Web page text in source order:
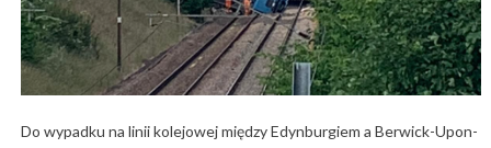
Do wypadku na linii kolejowej między Edynburgiem a Berwick-Upon-